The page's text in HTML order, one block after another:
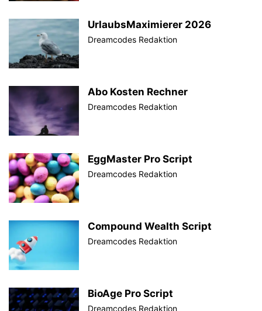
UrlaubsMaximierer 2026
Dreamcodes Redaktion
Abo Kosten Rechner
Dreamcodes Redaktion
EggMaster Pro Script
Dreamcodes Redaktion
Compound Wealth Script
Dreamcodes Redaktion
BioAge Pro Script
Dreamcodes Redaktion